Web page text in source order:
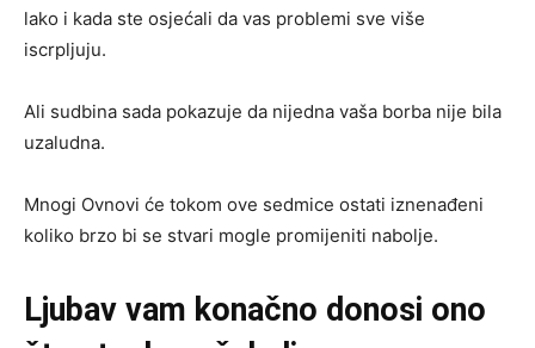
lako i kada ste osjećali da vas problemi sve više
iscrpljuju.
Ali sudbina sada pokazuje da nijedna vaša borba nije bila
uzaludna.
Mnogi Ovnovi će tokom ove sedmice ostati iznenađeni
koliko brzo bi se stvari mogle promijeniti nabolje.
Ljubav vam konačno donosi ono